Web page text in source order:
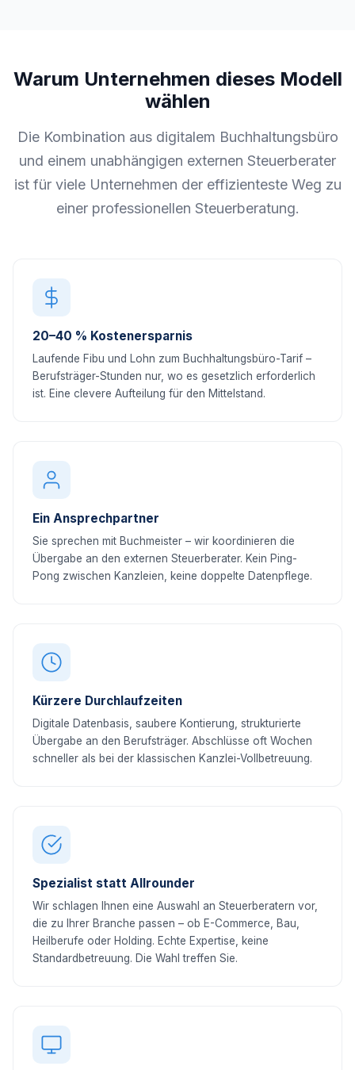
Warum Unternehmen dieses Modell
wählen
Die Kombination aus digitalem Buchhaltungsbüro
und einem unabhängigen externen Steuerberater
ist für viele Unternehmen der effizienteste Weg zu
einer professionellen Steuerberatung.
20–40 % Kostenersparnis
Laufende Fibu und Lohn zum Buchhaltungsbüro-Tarif –
Berufsträger-Stunden nur, wo es gesetzlich erforderlich
ist. Eine clevere Aufteilung für den Mittelstand.
Ein Ansprechpartner
Sie sprechen mit Buchmeister – wir koordinieren die
Übergabe an den externen Steuerberater. Kein Ping-
Pong zwischen Kanzleien, keine doppelte Datenpflege.
Kürzere Durchlaufzeiten
Digitale Datenbasis, saubere Kontierung, strukturierte
Übergabe an den Berufsträger. Abschlüsse oft Wochen
schneller als bei der klassischen Kanzlei-Vollbetreuung.
Spezialist statt Allrounder
Wir schlagen Ihnen eine Auswahl an Steuerberatern vor,
die zu Ihrer Branche passen – ob E-Commerce, Bau,
Heilberufe oder Holding. Echte Expertise, keine
Standardbetreuung. Die Wahl treffen Sie.